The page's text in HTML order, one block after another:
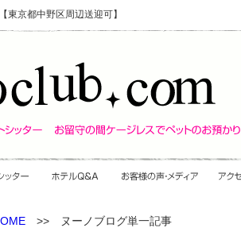
京都中野区周辺送迎可】
>> ヌーノブログ単一記事